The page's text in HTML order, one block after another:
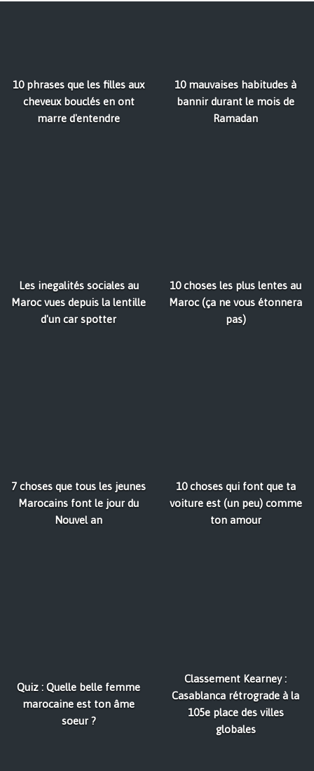
10 phrases que les filles aux
cheveux bouclés en ont
marre d'entendre
10 mauvaises habitudes à
bannir durant le mois de
Ramadan
Les inegalités sociales au
Maroc vues depuis la lentille
d'un car spotter
10 choses les plus lentes au
Maroc (ça ne vous étonnera
pas)
7 choses que tous les jeunes
Marocains font le jour du
Nouvel an
10 choses qui font que ta
voiture est (un peu) comme
ton amour
Quiz : Quelle belle femme
marocaine est ton âme
soeur ?
Classement Kearney :
Casablanca rétrograde à la
105e place des villes
globales